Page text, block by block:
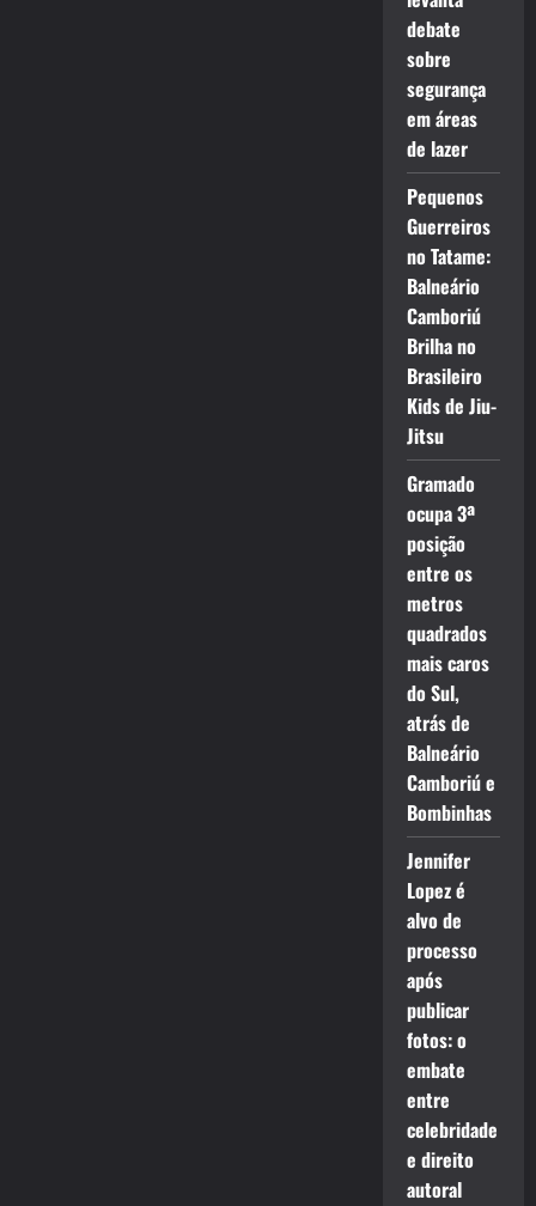
debate
sobre
segurança
em áreas
de lazer
Pequenos
Guerreiros
no Tatame:
Balneário
Camboriú
Brilha no
Brasileiro
Kids de Jiu-
Jitsu
Gramado
ocupa 3ª
posição
entre os
metros
quadrados
mais caros
do Sul,
atrás de
Balneário
Camboriú e
Bombinhas
Jennifer
Lopez é
alvo de
processo
após
publicar
fotos: o
embate
entre
celebridade
e direito
autoral